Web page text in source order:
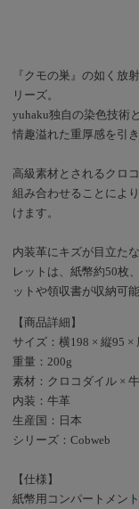
ーションと不規則な
状の鱗をすっきりした
線で引き締め、yuhaku
らしいこだわりのバ
装は繊細なツヤのあ
押し牛革でシンプル
とめています。 名刺入
り財布など人気のラ
ナップが揃っています
が、今回ご紹介する
広い面積で色や質感を
沢に味わっていただ
す！ カラーはグレーも
素敵ですが、いま私
チオシはブルー！ 今年
新登場した同素材のコ
ンケースと合わせると
がより引き立ちます。
クロコダイルは「腑
『クモの巣』の如く放
リーズ。
yuhaku独自の染色技術
情趣溢れた重厚感を引き
高級素材とされるクロ
組み合わせることによ
けます。
内装革にキズが目立た
レットは、紙幣約50枚
ットや領収書が収納可
【商品詳細】
サイズ：横198 × 縦95 ×
重量：200g
素材：クロコダイル ×
内装：牛革
生産国：日本
シリーズ：Cobweb
【仕様】
紙幣用コンパートメン